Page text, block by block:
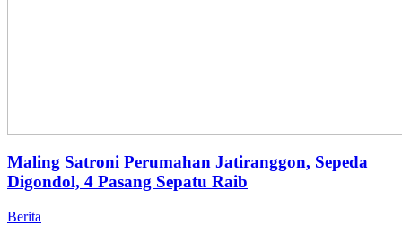
Maling Satroni Perumahan Jatiranggon, Sepeda
Digondol, 4 Pasang Sepatu Raib
Berita